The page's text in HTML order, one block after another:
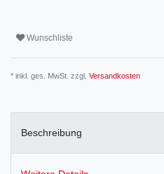
Wunschliste
* inkl. ges. MwSt. zzgl. Versandkosten
Beschreibung